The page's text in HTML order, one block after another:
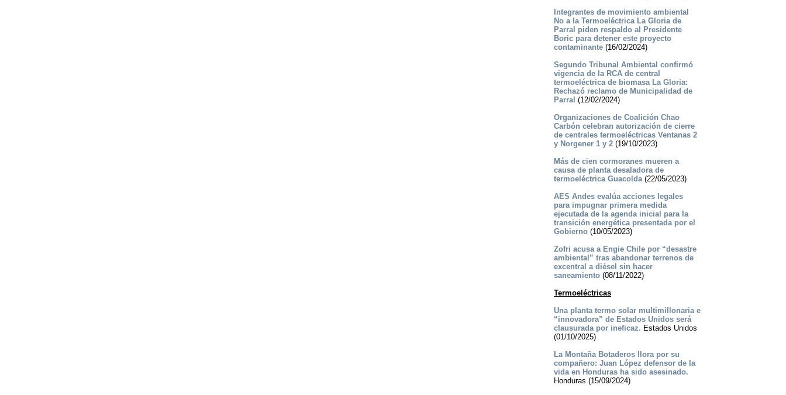
Integrantes de movimiento ambiental
No a la Termoeléctrica La Gloria de
Parral piden respaldo al Presidente
Boric para detener este proyecto
contaminante(16/02/2024)
Segundo Tribunal Ambiental confirmó
vigencia de la RCA de central
termoeléctrica de biomasa La Gloria:
Rechazó reclamo de Municipalidad de
Parral (12/02/2024)
Organizaciones de Coalición Chao
Carbón celebran autorización de cierre
de centrales termoeléctricas Ventanas 2
y Norgener 1 y 2(19/10/2023)
Más de cien cormoranes mueren a
causa de planta desaladora de
termoeléctrica Guacolda(22/05/2023)
AES Andes evalúa acciones legales
para impugnar primera medida
ejecutada de la agenda inicial para la
transición energética presentada por el
Gobierno(10/05/2023)
Zofri acusa a Engie Chile por “desastre
ambiental” tras abandonar terrenos de
excentral a diésel sin hacer
saneamiento(08/11/2022)
Termoeléctricas
Una planta termo solar multimillonaria e
“innovadora” de Estados Unidos será
clausurada por ineficaz. Estados Unidos
(01/10/2025)
La Montaña Botaderos llora por su
compañero: Juan López defensor de la
vida en Honduras ha sido asesinado.
Honduras (15/09/2024)